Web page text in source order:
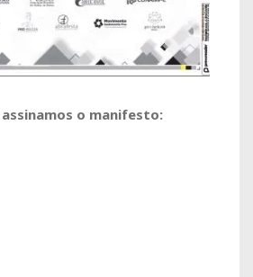
o manifesto: